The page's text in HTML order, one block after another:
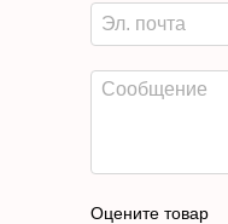
Оцените товар